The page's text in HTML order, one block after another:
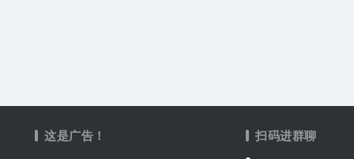
这是广告！ 扫码进群聊